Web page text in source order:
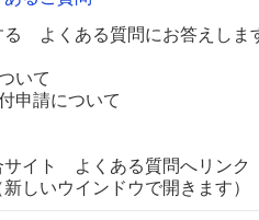
よくある質問にお答えしま
いて
申請について
イト よくある質問へリンク
ウで開きます）